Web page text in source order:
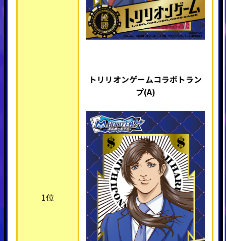
1位
トリリオンゲームコラボトラン
プ(A)